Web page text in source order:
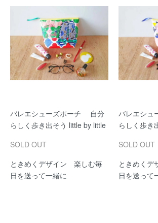
バレエシューズポーチ 自分
らしく歩き出そう little by little
SOLD OUT
ときめくデザイン 楽しむ毎
日を送って一緒に
バレエシ
らしく歩き
SOLD OUT
ときめく
日を送って